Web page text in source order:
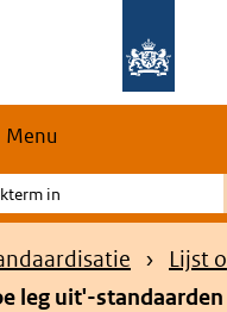
Menu
Lijst
leg uit'-